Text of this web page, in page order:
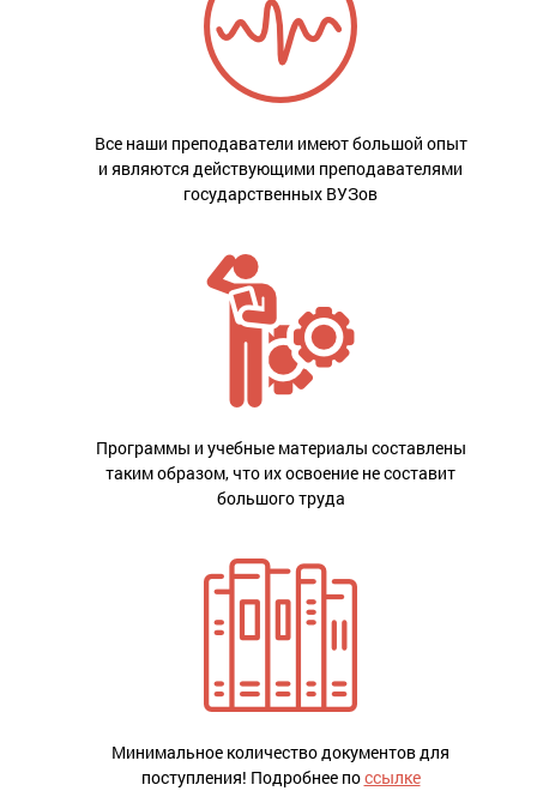
Все наши преподаватели имеют большой опыт
и являются действующими преподавателями
государственных ВУЗов
Программы и учебные материалы составлены
таким образом, что их освоение не составит
большого труда
Минимальное количество документов для
поступления! Подробнее поссылке